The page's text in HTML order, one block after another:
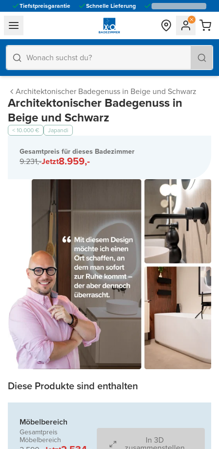
Tiefstpreisgarantie Schnelle Lieferung
general.navigation.toggle_menu.label
Architektonischer Badegenuss in Beige und Schwarz
Architektonischer Badegenuss in
Beige und Schwarz
< 10.000 € Japandi
Gesamtpreis für dieses Badezimmer
9.231,-Jetzt8.959,-
Diese Produkte sind enthalten
Möbelbereich
Gesamtpreis
Möbelbereich In 3D